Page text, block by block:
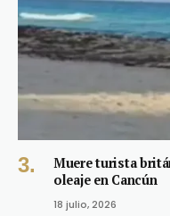
Muere turista
oleaje en Cancún
18 julio, 2026